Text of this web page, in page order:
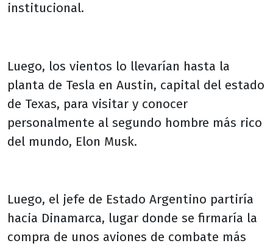
institucional.
Luego, los vientos lo llevarían hasta la
planta de Tesla en Austin, capital del estado
de Texas, para visitar y conocer
personalmente al segundo hombre más rico
del mundo, Elon Musk.
Luego, el jefe de Estado Argentino partiría
hacia Dinamarca, lugar donde se firmaría la
compra de unos aviones de combate más